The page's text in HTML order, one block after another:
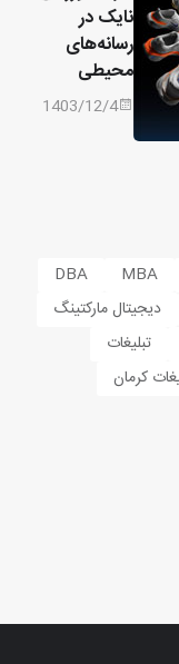
نایک در
رسانه‌های
محیطی
1403/12/4
MBA
DBA
دیجیتال مارکتینگ
تبلیغات
کرمان